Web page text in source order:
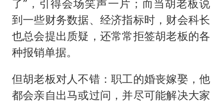
了”，引得会场笑声一片；而当胡老板说
到一些财务数据、经济指标时，财会科长
也总会提出质疑，还常常拒签胡老板的各
种报销单据。
但胡老板对人不错：职工的婚丧嫁娶，他
都会亲自出马或过问，并尽可能解决大家